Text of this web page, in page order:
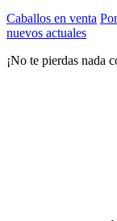
Caballos en venta
nuevos actuales
¡No te pierdas nada